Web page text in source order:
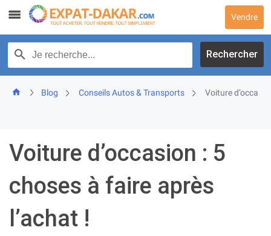
content
Vendre
Recherche par texte
Rechercher
Blog Conseils Autos & Transports Voiture
Voiture d’occasion : 5
choses à faire après
l’achat !